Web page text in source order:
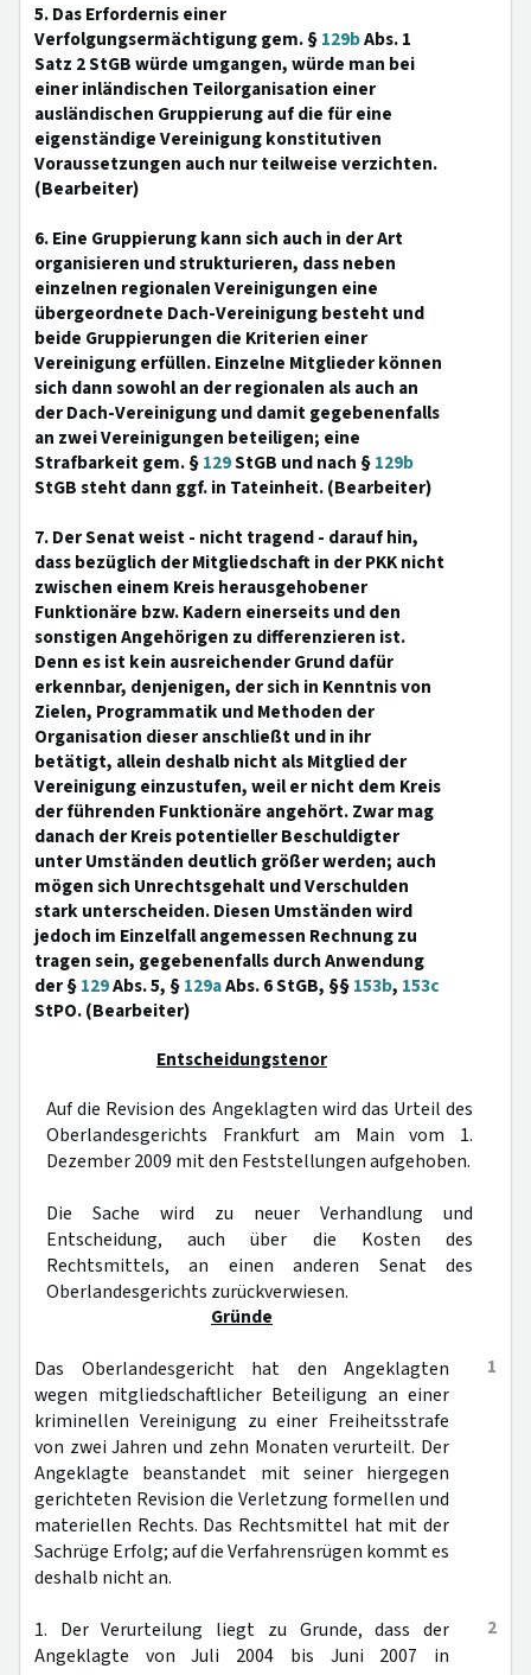
5. Das Erfordernis einer
Verfolgungsermächtigung gem. §129bAbs. 1
Satz 2 StGB würde umgangen, würde man bei
einer inländischen Teilorganisation einer
ausländischen Gruppierung auf die für eine
eigenständige Vereinigung konstitutiven
Voraussetzungen auch nur teilweise verzichten.
(Bearbeiter)
6. Eine Gruppierung kann sich auch in der Art
organisieren und strukturieren, dass neben
einzelnen regionalen Vereinigungen eine
übergeordnete Dach-Vereinigung besteht und
beide Gruppierungen die Kriterien einer
Vereinigung erfüllen. Einzelne Mitglieder können
sich dann sowohl an der regionalen als auch an
der Dach-Vereinigung und damit gegebenenfalls
an zwei Vereinigungen beteiligen; eine
Strafbarkeit gem. §129StGB und nach §129b
StGB steht dann ggf. in Tateinheit. (Bearbeiter)
7. Der Senat weist - nicht tragend - darauf hin,
dass bezüglich der Mitgliedschaft in der PKK nicht
zwischen einem Kreis herausgehobener
Funktionäre bzw. Kadern einerseits und den
sonstigen Angehörigen zu differenzieren ist.
Denn es ist kein ausreichender Grund dafür
erkennbar, denjenigen, der sich in Kenntnis von
Zielen, Programmatik und Methoden der
Organisation dieser anschließt und in ihr
betätigt, allein deshalb nicht als Mitglied der
Vereinigung einzustufen, weil er nicht dem Kreis
der führenden Funktionäre angehört. Zwar mag
danach der Kreis potentieller Beschuldigter
unter Umständen deutlich größer werden; auch
mögen sich Unrechtsgehalt und Verschulden
stark unterscheiden. Diesen Umständen wird
jedoch im Einzelfall angemessen Rechnung zu
tragen sein, gegebenenfalls durch Anwendung
der §129Abs. 5, §129aAbs. 6 StGB, §§153b, 153c
StPO. (Bearbeiter)
Entscheidungstenor
Auf die Revision des Angeklagten wird das Urteil des
Oberlandesgerichts Frankfurt am Main vom 1.
Dezember 2009 mit den Feststellungen aufgehoben.
Die Sache wird zu neuer Verhandlung und
Entscheidung, auch über die Kosten des
Rechtsmittels, an einen anderen Senat des
Oberlandesgerichts zurückverwiesen.
Gründe
1
Das Oberlandesgericht hat den Angeklagten
wegen mitgliedschaftlicher Beteiligung an einer
kriminellen Vereinigung zu einer Freiheitsstrafe
von zwei Jahren und zehn Monaten verurteilt. Der
Angeklagte beanstandet mit seiner hiergegen
gerichteten Revision die Verletzung formellen und
materiellen Rechts. Das Rechtsmittel hat mit der
Sachrüge Erfolg; auf die Verfahrensrügen kommt es
deshalb nicht an.
2
1. Der Verurteilung liegt zu Grunde, dass der
Angeklagte von Juli 2004 bis Juni 2007 in